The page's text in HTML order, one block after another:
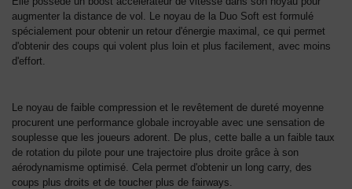
augmenter la distance de vol. Le noyau de la Duo Soft est formulé
spécialement pour obtenir un retour d'énergie maximal, ce qui permet
d'obtenir des coups qui volent plus loin et plus facilement, avec moins
d'effort.
Le noyau de faible compression et le revêtement de dureté moyenne
procurent une performance globale incroyable avec une sensation de
souplesse que les joueurs adorent. De plus, cette balle a un faible taux
de rotation du pilote pour une trajectoire plus droite grâce à son
aérodynamisme optimisé. Cela permet d'obtenir un long carry, des
coups plus droits et de toucher plus de fairways.